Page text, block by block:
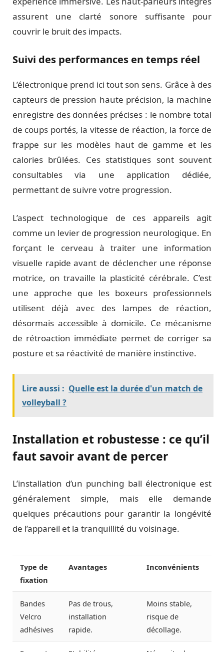
assurent une clarté sonore suffisante pour
couvrir le bruit des impacts.
Suivi des performances en temps réel
L’électronique prend ici tout son sens. Grâce à des
capteurs de pression haute précision, la machine
enregistre des données précises : le nombre total
de coups portés, la vitesse de réaction, la force de
frappe sur les modèles haut de gamme et les
calories brûlées. Ces statistiques sont souvent
consultables via une application dédiée,
permettant de suivre votre progression.
L’aspect technologique de ces appareils agit
comme un levier de progression neurologique. En
forçant le cerveau à traiter une information
visuelle rapide avant de déclencher une réponse
motrice, on travaille la plasticité cérébrale. C’est
une approche que les boxeurs professionnels
utilisent déjà avec des lampes de réaction,
désormais accessible à domicile. Ce mécanisme
de rétroaction immédiate permet de corriger sa
posture et sa réactivité de manière instinctive.
Lire aussi : Quelle est la durée d'un match de
volleyball ?
Installation et robustesse : ce qu’il
faut savoir avant de percer
L’installation d’un punching ball électronique est
généralement simple, mais elle demande
quelques précautions pour garantir la longévité
de l’appareil et la tranquillité du voisinage.
Type de
fixation
Avantages Inconvénients
Bandes
Velcro
adhésives
Pas de trous,
installation
rapide.
Moins stable,
risque de
décollage.